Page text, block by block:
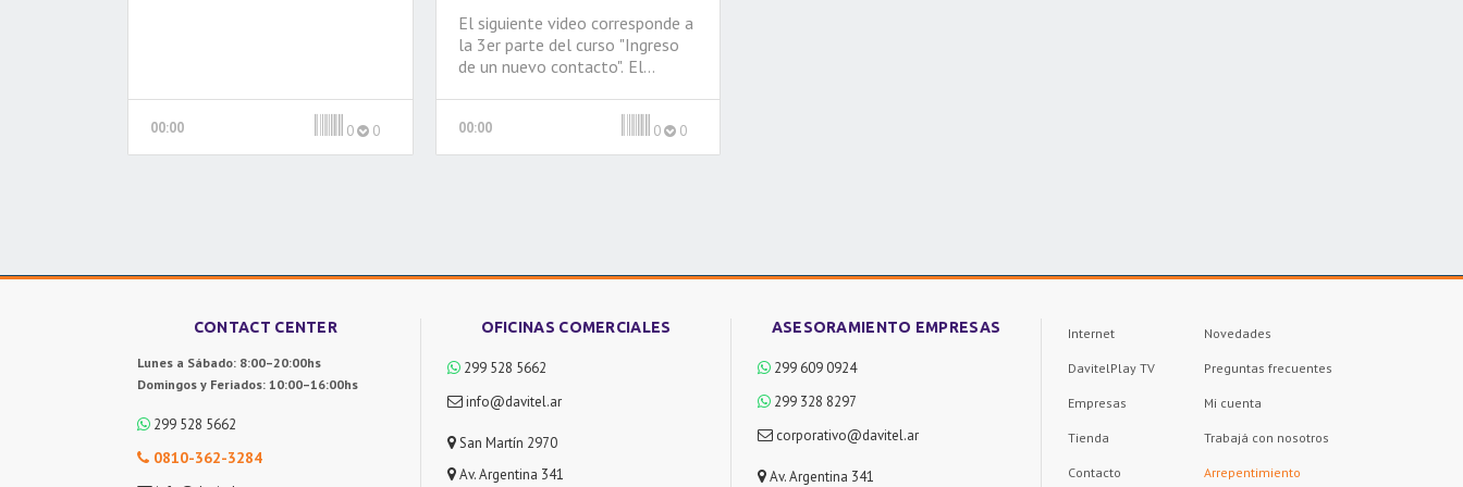
00:00 0 0
El siguiente video corresponde a
la 3er parte del curso "Ingreso
de un nuevo contacto". El
abordar los distintos problemas
a la hora de geolocalizar un
contacto.
00:00 0 0
CONTACT CENTER
Lunes a Sábado: 8:00–20:00hs
Domingos y Feriados: 10:00–16:00hs
299 528 5662
0810-362-3284
OFICINAS COMERCIALES
299 528 5662
info@davitel.ar
San Martín 2970
Av. Argentina 341
ASESORAMIENTO EMPRESAS
299 609 0924
299 328 8297
corporativo@davitel.ar
Av. Argentina 341
Internet
DavitelPlay TV
Empresas
Tienda
Contacto
Novedades
Preguntas frecuentes
Mi cuenta
Trabajá con nosotros
Arrepentimiento